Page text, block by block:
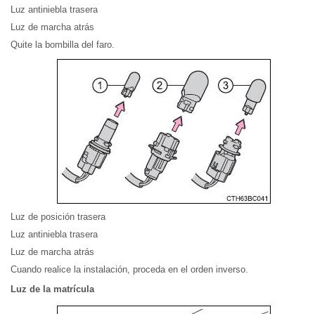
Luz antiniebla trasera
Luz de marcha atrás
Quite la bombilla del faro.
Luz de posición trasera
Luz antiniebla trasera
Luz de marcha atrás
Cuando realice la instalación, proceda en el orden inverso.
Luz de la matrícula